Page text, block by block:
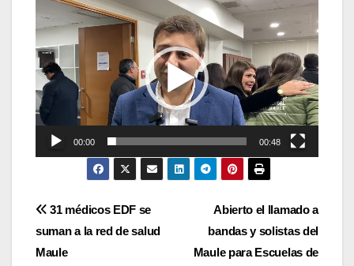
Reproductor
de
vídeo
00:00 00:48
Navegación
de
Abierto el llamado a
bandas y solistas del
Maule para Escuelas de
31 médicos EDF se
suman a la red de salud
Maule